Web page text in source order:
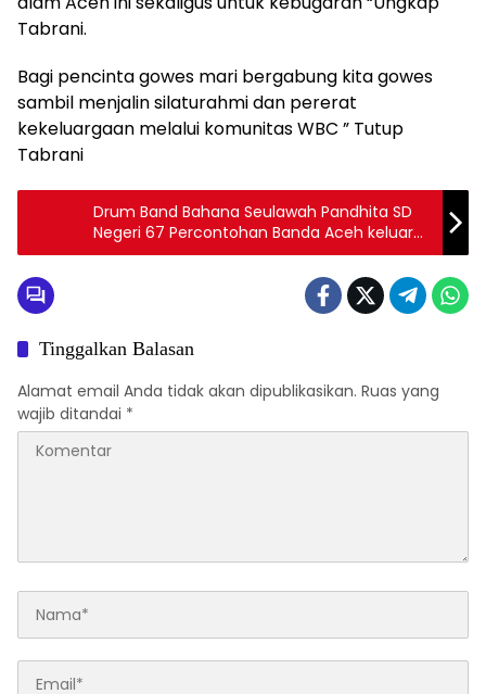
Tabrani.
Bagi pencinta gowes mari bergabung kita gowes
sambil menjalin silaturahmi dan pererat
kekeluargaan melalui komunitas WBC ” Tutup
Tabrani
Drum Band Bahana Seulawah Pandhita SD
Negeri 67 Percontohan Banda Aceh keluar
sebagai juara 1 (AMBC) Ke – Vll Tahun 2023.
Tinggalkan Balasan
Alamat email Anda tidak akan dipublikasikan. Ruas yang
wajib ditandai *